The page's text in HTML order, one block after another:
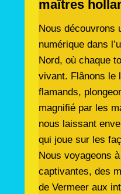
maîtres
Nous découvrons
numérique dans
Nord, où chaque
vivant. Flânons le
flamands,
magnifié par les
nous laissant
qui joue sur les
Nous voyageons
captivantes, des
de Vermeer aux